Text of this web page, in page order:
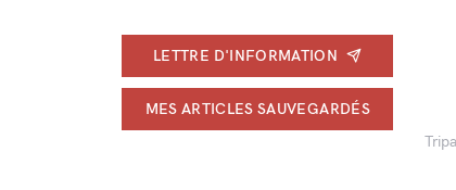
LETTRE D'INFORMATION
MES ARTICLES SAUVEGARDÉS